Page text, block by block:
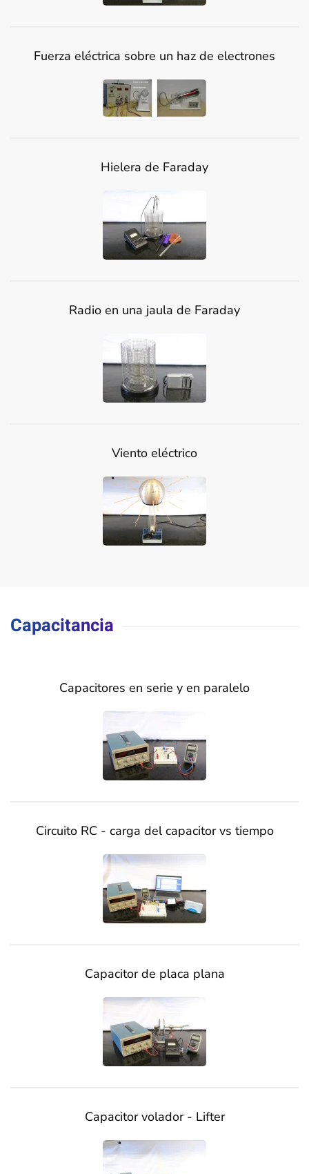
Fuerza eléctrica sobre un haz de electrones
Hielera de Faraday
Radio en una jaula de Faraday
Viento eléctrico
Capacitancia
Capacitores en serie y en paralelo
Circuito RC - carga del capacitor vs tiempo
Capacitor de placa plana
Capacitor volador - Lifter